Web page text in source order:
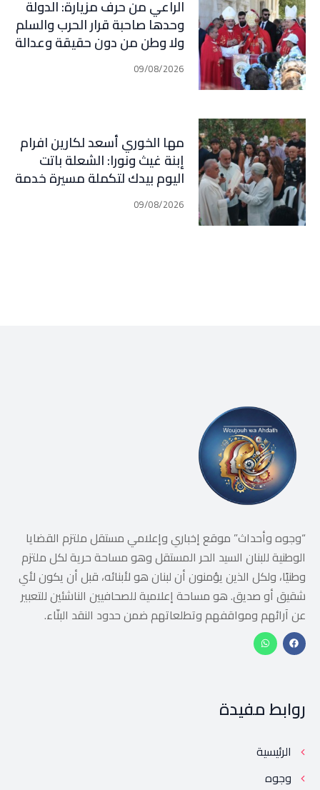
الراعي من حرف مزيارة: الدولة
وحدها صاحبة قرار الحرب والسلم
ولا وطن من دون حقيقة وعدالة
ومحاسبة
09/08/2026
مها الخوري أسعد لكارين افرام
إبنة غيث ونورا: الشعلة باتت
اليوم بيدك لتكملة مسيرة خدمة
الوطن وأهلنا في قرطبا وبلاد
جبيل
09/08/2026
“وجوه وأحداث” موقع إخباري وإعلامي مستقل ملتزم القضايا
الوطنية للبنان السيد الحر المستقل وهو مساحة حرية لكل ملتزم
وطنيًا، ولكل الذين يؤمنون أن لبنان هو لأبنائه، قبل أن يكون لأي
شقيق أو صديق. هو مساحة إعلامية للصحافيين الناشئين للتعبير
عن آرائهم ومواقفهم وتطلعاتهم ضمن حدود النقد البنّاء.
روابط مفيدة
الرئيسية
وجوه